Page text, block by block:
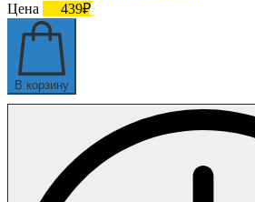
Цена
439₽
В корзину